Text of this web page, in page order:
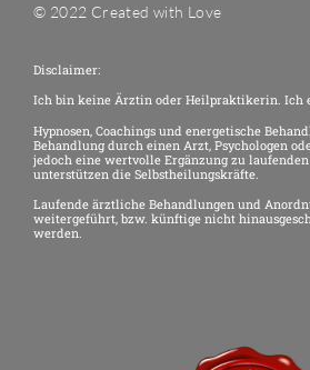
© 2022 Created with Love
Disclaimer:
Ich bin keine Ärztin oder Heilpraktikerin. Ich
Hypnosen, Coachings und energetische
Behandlung durch einen Arzt, Psychologen
jedoch eine wertvolle Ergänzung zu
unterstützen die Selbstheilungskräfte.
Laufende ärztliche Behandlungen und
weitergeführt, bzw. künftige nicht
werden.